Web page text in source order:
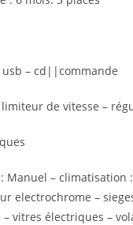
usb – cd||commande
de vitesse –
Manuel – climatisation
electrochrome –
vitres électriques –